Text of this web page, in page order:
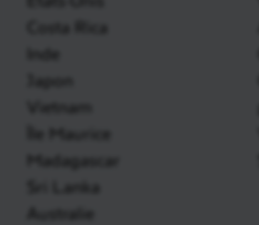
Costa Rica
Inde
Japon
Vietnam
Île Maurice
Madagascar
Sri Lanka
Australie